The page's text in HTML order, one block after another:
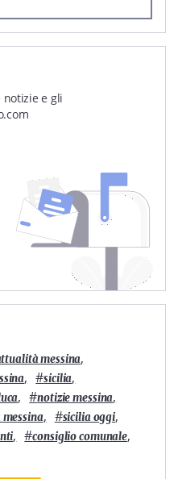
notizie e gli
messina,
, #sicilia,
, #notizie messina,
, #sicilia oggi,
, #consiglio comunale,